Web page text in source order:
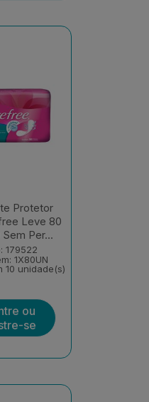
Protetor
Leve 80
Per...
179522
1X80UN
10 unidade(s)
ou
se